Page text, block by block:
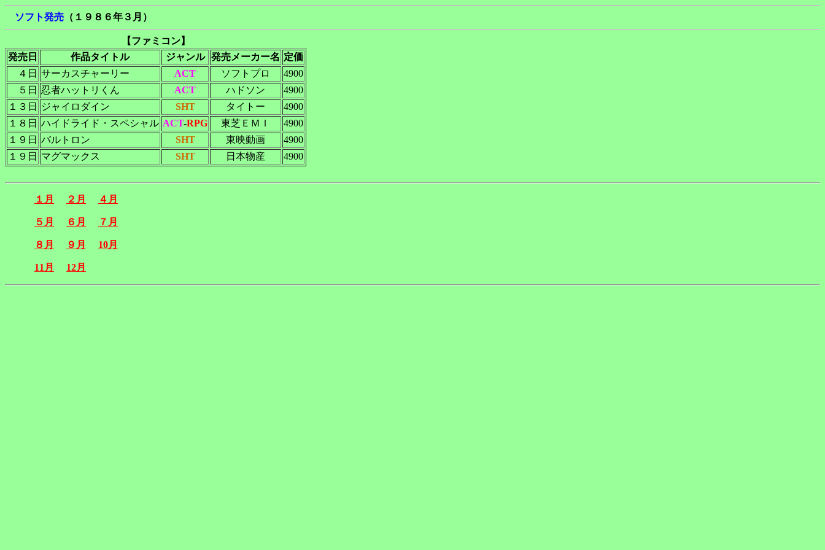
ソフト発売 （１９８６年３月）
【ファミコン】
発売日
作品タイトル ジャンル 発売メーカー名 定価
４日 サーカスチャーリー ACT ソフトプロ
4900
５日
忍者ハットリくん ACT ハドソン
4900
１３日
ジャイロダイン SHT タイトー
4900
１８日 ハイドライド・スペシャル ACT-RPG 東芝ＥＭＩ
4900
１９日 バルトロン SHT 東映動画
4900
１９日
マグマックス SHT 日本物産 4900
１月 ２月 ４月
５月 ６月 ７月
８月 ９月 10月
11月 12月